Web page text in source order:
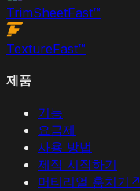
TrimSheetFast™
TextureFast™
제품
기능
요금제
사용 방법
제작 시작하기
머티리얼 훔치기 ↗